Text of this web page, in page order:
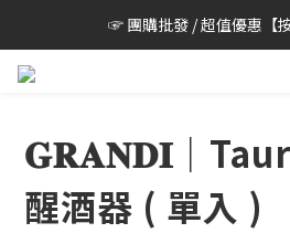
☞ 團購批發 / 超值優惠【
𝐆𝐑𝐀𝐍𝐃𝐈｜
醒酒器 ( 單入 )